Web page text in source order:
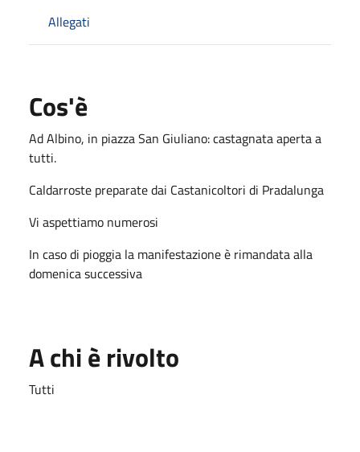
Allegati
Cos'è
Ad Albino, in piazza San Giuliano: castagnata aperta a
tutti.
Caldarroste preparate dai Castanicoltori di Pradalunga
Vi aspettiamo numerosi
In caso di pioggia la manifestazione è rimandata alla
domenica successiva
A chi è rivolto
Tutti